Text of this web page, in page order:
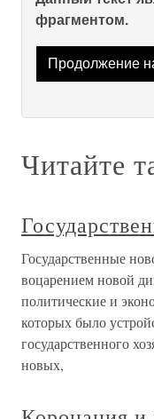
фрагментом.
Продолжение
Читайте
Государственные
воцарением новой
политические и
которых было
государственного
новых,